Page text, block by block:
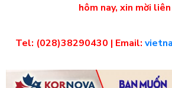
hôm nay, xin mời liên
Tel: (028)38290430 | Email: